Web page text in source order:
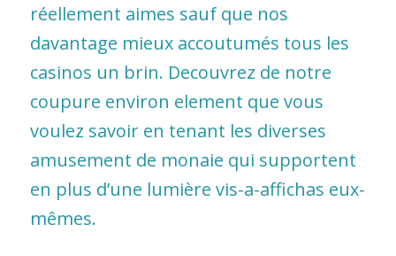
réellement aimes sauf que nos
davantage mieux accoutumés tous les
casinos un brin. Decouvrez de notre
coupure environ element que vous
voulez savoir en tenant les diverses
amusement de monaie qui supportent
en plus d’une lumière vis-a-affichas eux-
mêmes.